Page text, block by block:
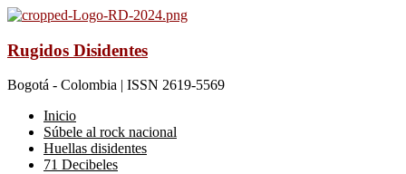
Rugidos Disidentes
Bogotá - Colombia | ISSN 2619-5569
Inicio
Súbele al rock nacional
Huellas disidentes
71 Decibeles